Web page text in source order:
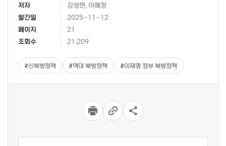
저자
강성현, 이해정
발간일
2025-11-12
페이지
21
조회수
21,209
#신북방정책 #역대 북방정책 #이재명 정부 북방정책